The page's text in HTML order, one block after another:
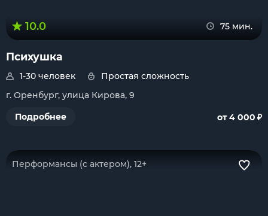
10.0 75 мин.
Психушка
1-30 человек
Простая сложность
г. Оренбург, улица Кирова, 9
Подробнее
от 4 000 ₽
Перформансы (с актером), 12+